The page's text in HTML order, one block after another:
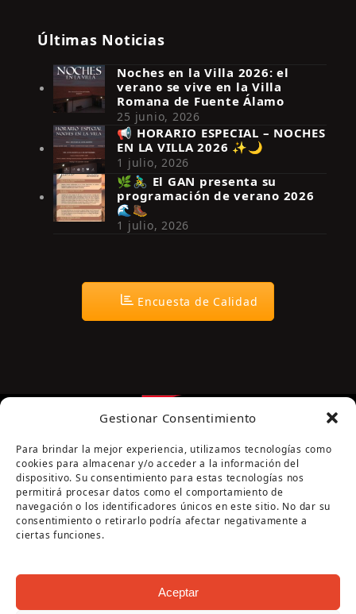
Gestionar Consentimiento
Para brindar la mejor experiencia, utilizamos tecnologías como
cookies para almacenar y/o acceder a la información del
dispositivo. Su consentimiento para estas tecnologías nos
permitirá procesar datos como el comportamiento de
navegación o los identificadores únicos en este sitio. No dar su
consentimiento o retirarlo podría afectar negativamente a
ciertas funciones.
Aceptar
Síguenos en Instagram
Últimas Noticias
Noches en la Villa 2026: el
verano se vive en la Villa
Romana de Fuente Álamo
25 junio, 2026
📢 HORARIO ESPECIAL – NOCHES
EN LA VILLA 2026 ✨🌙
1 julio, 2026
🌿🚴‍♂️ El GAN presenta su
programación de verano 2026
🌊🥾
1 julio, 2026
Encuesta de Calidad
Página cofinanciada por la Diputación de Córdoba